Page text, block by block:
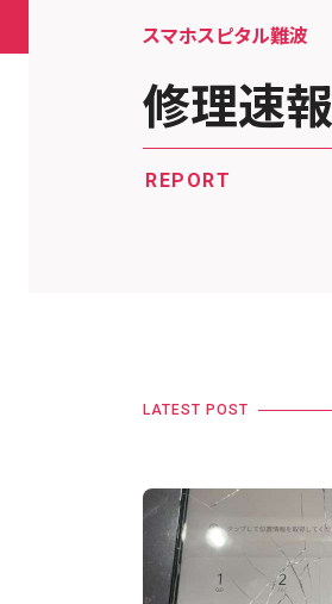
スマホスピタル難波
修理速報
REPORT
LATEST POST